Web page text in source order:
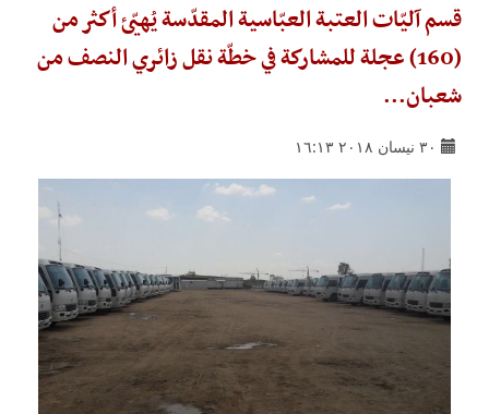
قسم آليّات العتبة العبّاسية المقدّسة يُهيّئ أكثر من
(160) عجلة للمشاركة في خطّة نقل زائري النصف من
شعبان...
٣٠ نيسان ٢٠١٨ ١٦:١٣